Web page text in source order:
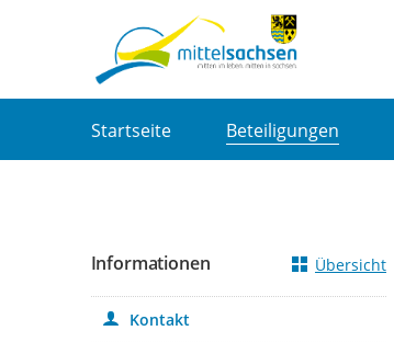
Startseite Beteiligungen
Informationen Übersicht
Kontakt